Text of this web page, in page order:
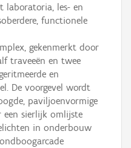
laboratoria, les- en
functionele
gekenmerkt door
traveeën en twee
en
De voorgevel wordt
paviljoenvormige
sierlijk omlijste
in onderbouw